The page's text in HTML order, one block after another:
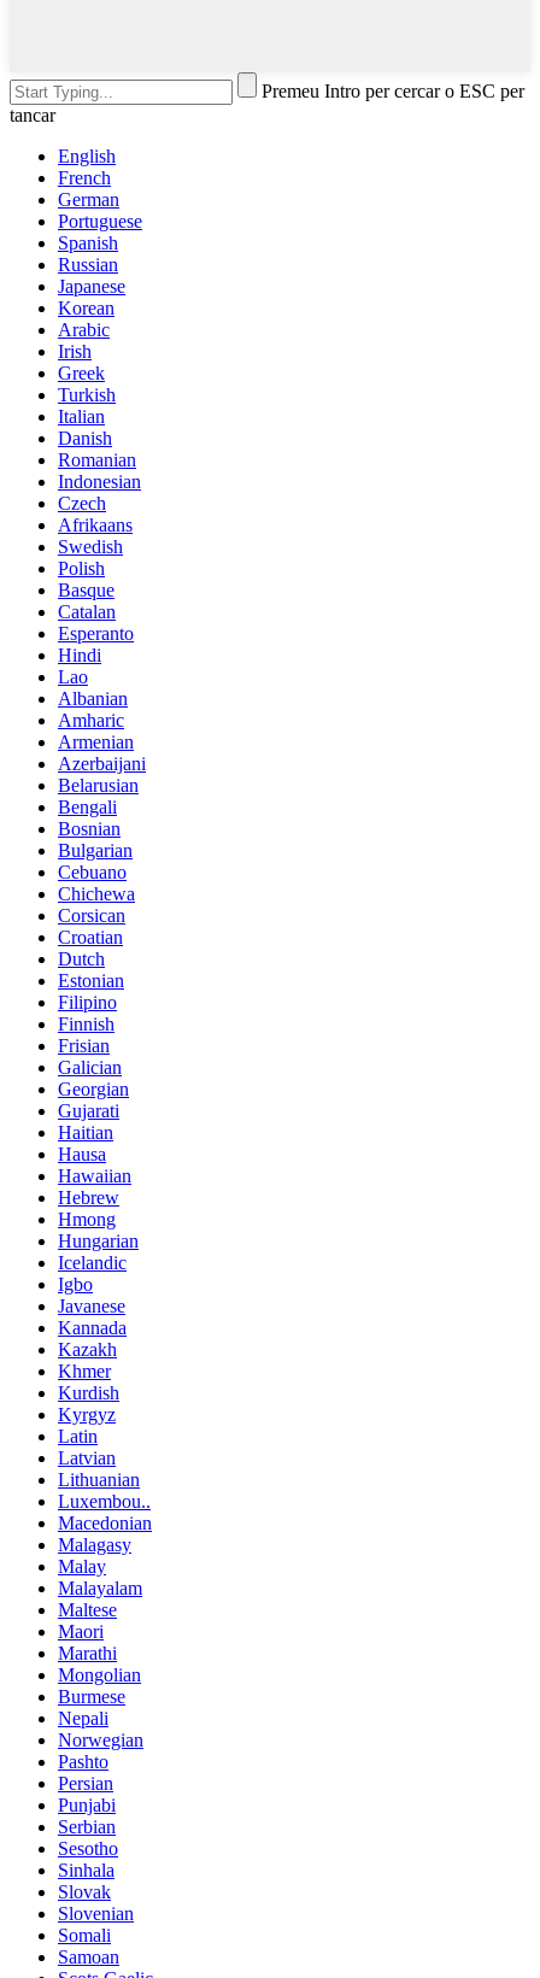
Premeu Intro per cercar o ESC per
tancar
English
French
German
Portuguese
Spanish
Russian
Japanese
Korean
Arabic
Irish
Greek
Turkish
Italian
Danish
Romanian
Indonesian
Czech
Afrikaans
Swedish
Polish
Basque
Catalan
Esperanto
Hindi
Lao
Albanian
Amharic
Armenian
Azerbaijani
Belarusian
Bengali
Bosnian
Bulgarian
Cebuano
Chichewa
Corsican
Croatian
Dutch
Estonian
Filipino
Finnish
Frisian
Galician
Georgian
Gujarati
Haitian
Hausa
Hawaiian
Hebrew
Hmong
Hungarian
Icelandic
Igbo
Javanese
Kannada
Kazakh
Khmer
Kurdish
Kyrgyz
Latin
Latvian
Lithuanian
Luxembou..
Macedonian
Malagasy
Malay
Malayalam
Maltese
Maori
Marathi
Mongolian
Burmese
Nepali
Norwegian
Pashto
Persian
Punjabi
Serbian
Sesotho
Sinhala
Slovak
Slovenian
Somali
Samoan